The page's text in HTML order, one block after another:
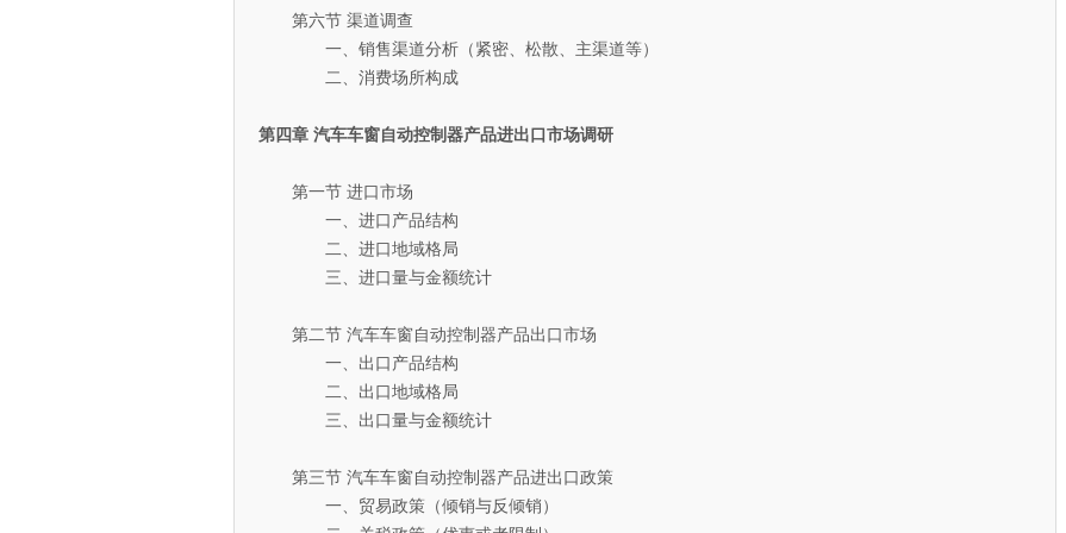
第六节 渠道调查
一、销售渠道分析（紧密、松散、主渠道等）
二、消费场所构成
第四章 汽车车窗自动控制器产品进出口市场调研
第一节 进口市场
一、进口产品结构
二、进口地域格局
三、进口量与金额统计
第二节 汽车车窗自动控制器产品出口市场
一、出口产品结构
二、出口地域格局
三、出口量与金额统计
第三节 汽车车窗自动控制器产品进出口政策
一、贸易政策（倾销与反倾销）